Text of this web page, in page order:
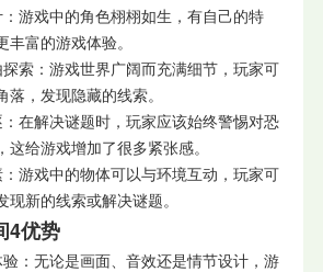
游戏中的角色栩栩如生，有自己的特
富的游戏体验。
索：游戏世界广阔而充满细节，玩家可
，发现隐藏的线索。
在解决谜题时，玩家应该始终警惕对恐
给游戏增加了很多紧张感。
游戏中的物体可以与环境互动，玩家可
新的线索或解决谜题。
4优势
：无论是画面、音效还是情节设计，游